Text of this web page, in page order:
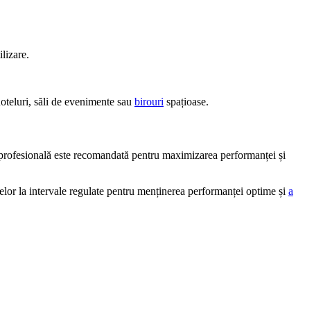
săli de evenimente sau birouri spațioase.
este recomandată pentru maximizarea performanței și
la intervale regulate pentru menținerea performanței optime și a